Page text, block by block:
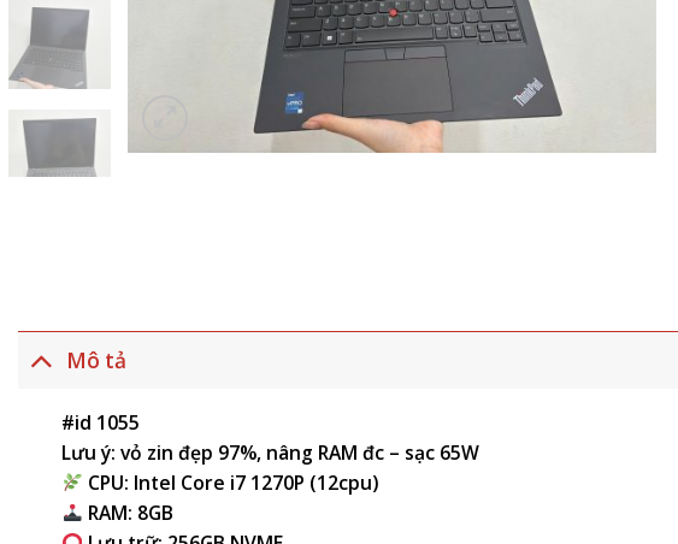
Mô tả
#id 1055
Lưu ý: vỏ zin đẹp 97%, nâng RAM đc – sạc 65W
CPU: Intel Core i7 1270P (12cpu)
RAM: 8GB